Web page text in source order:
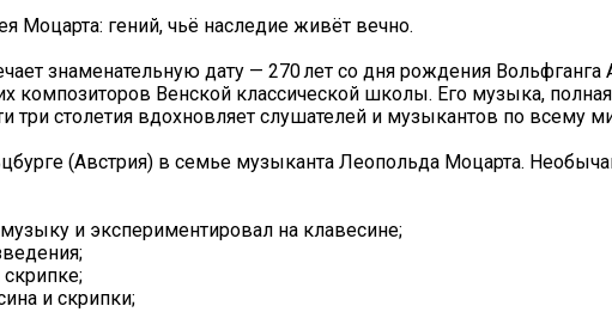
Моцарта: гений, чьё наследие живёт вечно.
знаменательную дату — 270 лет со дня рождения Вольфганга
композиторов Венской классической школы. Его музыка, полная
три столетия вдохновляет слушателей и музыкантов по всему
(Австрия) в семье музыканта Леопольда Моцарта.
и экспериментировал на клавесине;
скрипке;
и скрипки;